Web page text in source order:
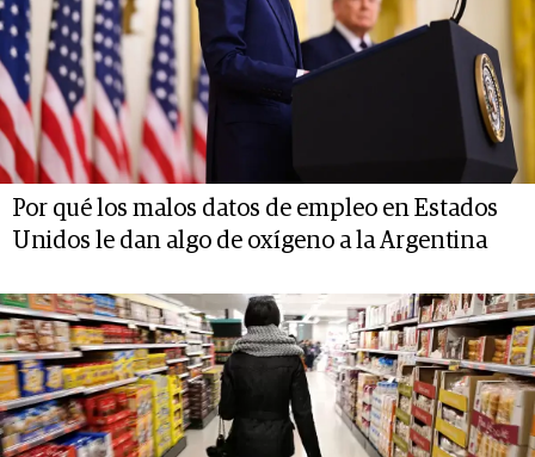
Por qué los malos datos de empleo en Estados
Unidos le dan algo de oxígeno a la Argentina